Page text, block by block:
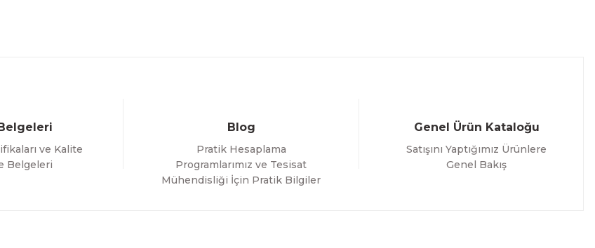
ve Kalite
Belgeleri
Blog
Pratik Hesaplama
Programlarımız ve Tesisat
Mühendisliği İçin Pratik Bilgiler
Genel Ürün Kataloğu
Satışını Yaptığımız Ürünlere
Genel Bakış